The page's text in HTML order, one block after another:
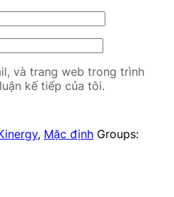
và trang web trong trình
kế tiếp của tôi.
, Mặc định Groups: